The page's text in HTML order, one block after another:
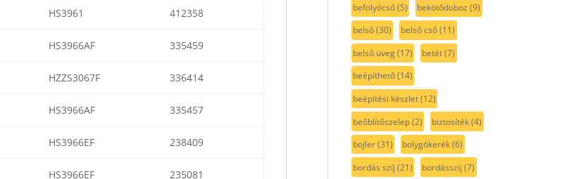
HS3961 412358
HS3966AF 335459
HZZS3067F 336414
HS3966AF 335457
HS3966EF 238409
HS3966EF 235081
befolyócső(5) bekötődoboz (9)
belső(30) belső cső(11)
belső üveg(17) betét(7)
beépíthető(14)
beépítési készlet(12)
beőblítőszelep(2) biztosíték(4)
bojler(31) bolygókerék(6)
bordás szíj (21) bordásszíj (7)